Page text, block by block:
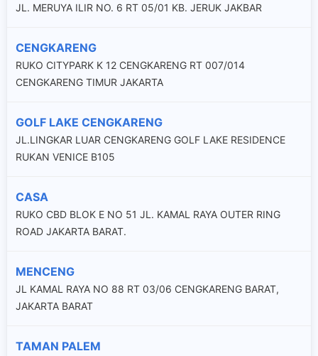
JL. MERUYA ILIR NO. 6 RT 05/01 KB. JERUK JAKBAR
CENGKARENG
RUKO CITYPARK K 12 CENGKARENG RT 007/014
CENGKARENG TIMUR JAKARTA
GOLF LAKE CENGKARENG
JL.LINGKAR LUAR CENGKARENG GOLF LAKE RESIDENCE
RUKAN VENICE B105
CASA
RUKO CBD BLOK E NO 51 JL. KAMAL RAYA OUTER RING
ROAD JAKARTA BARAT.
MENCENG
JL KAMAL RAYA NO 88 RT 03/06 CENGKARENG BARAT,
JAKARTA BARAT
TAMAN PALEM